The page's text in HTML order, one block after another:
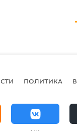
ПОЛИТИКА